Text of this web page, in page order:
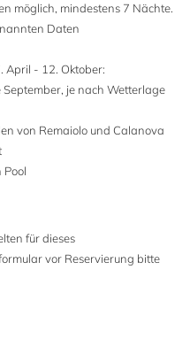
möglich, mindestens 7 Nächte.
Daten
April - 12. Oktober:
je nach Wetterlage
von Remaiolo und Calanova
Pool
für dieses
vor Reservierung bitte